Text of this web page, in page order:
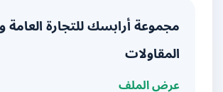
مجموعة أرابسك للتجارة العامة و
المقاولات
عرض الملف